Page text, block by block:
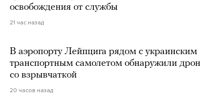
освобождения от службы
21 час назад
В аэропорту Лейпцига рядом с украинским
транспортным самолетом обнаружили дрон
со взрывчаткой
20 часов назад